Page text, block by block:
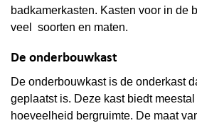
badkamerkasten. Kasten voor in de
veel soorten en maten.
De onderbouwkast
De onderbouwkast is de onderkast
geplaatst is. Deze kast biedt
hoeveelheid bergruimte. De maat